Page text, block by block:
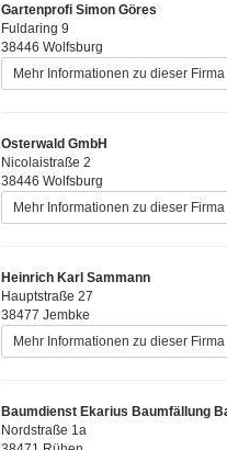
Gartenprofi Simon Göres
Fuldaring 9
38446 Wolfsburg
Mehr Informationen zu dieser Firma
Osterwald GmbH
Nicolaistraße 2
38446 Wolfsburg
Mehr Informationen zu dieser Firma
Heinrich Karl Sammann
Hauptstraße 27
38477 Jembke
Mehr Informationen zu dieser Firma
Baumdienst Ekarius Baumfällung
Nordstraße 1a